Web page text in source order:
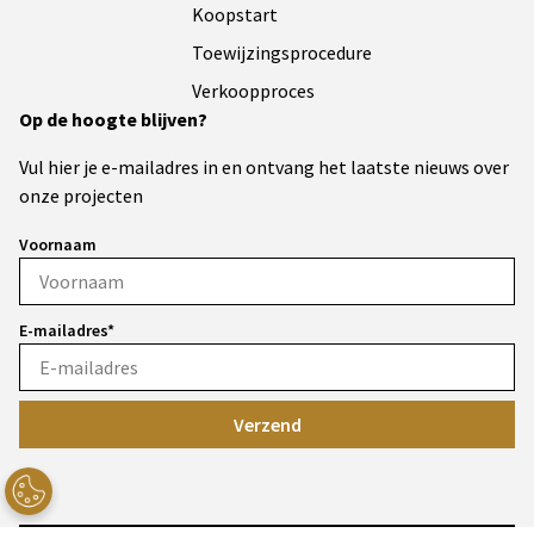
Koopstart
Toewijzingsprocedure
Verkoopproces
Op de hoogte blijven?
Vul hier je e-mailadres in en ontvang het laatste nieuws over
onze projecten
Voornaam
E-mailadres*
Verzend